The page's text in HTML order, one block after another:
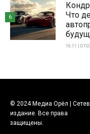
Что
16:11 | 07-
6
© 2024 Медиа Орёл |
издание. Все права
защищены.